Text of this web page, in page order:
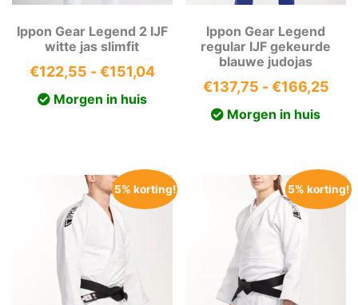
Ippon Gear Legend 2 IJF
witte jas slimfit
€122,55 -€151,04Prijsklasse:
€122,55
Morgen in huis
Ippon Gear Legend
regular IJF gekeurde
blauwe judojas
€137,75 - €166,25
Morgen in huis
5% korting! 5% korting!